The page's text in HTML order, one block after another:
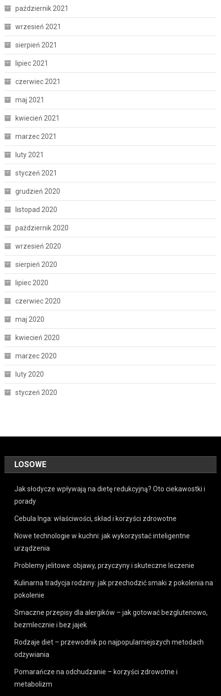
październik 2021
wrzesień 2021
sierpień 2021
lipiec 2021
czerwiec 2021
maj 2021
kwiecień 2021
marzec 2021
luty 2021
styczeń 2021
grudzień 2020
listopad 2020
październik 2020
wrzesień 2020
sierpień 2020
lipiec 2020
czerwiec 2020
maj 2020
kwiecień 2020
marzec 2020
luty 2020
styczeń 2020
LOSOWE
Jak słodycze wpływają na dietę redukcyjną? Oto ciekawostki i
porady
Cebula Inga: właściwości, skład i korzyści zdrowotne
Nowe technologie w kuchni: jak wykorzystać inteligentne
urządzenia
Problemy jelitowe: objawy, przyczyny i skuteczne leczenie
Kulinarna tradycja rodziny: jak przechodzić smaki z pokolenia na
pokolenie
Smaczne przepisy dla alergików – jak gotować bezglutenowo,
bezmlecznie i bez jajek
Rodzaje diet – przewodnik po najpopularniejszych metodach
odżywiania
Pomarańcze na odchudzanie – korzyści zdrowotne i
metabolizm